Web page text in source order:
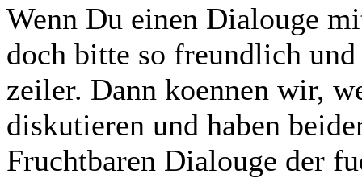
Wenn Du einen Dialouge
doch bitte so freundlich
zeiler. Dann koennen wir,
diskutieren und haben
Fruchtbaren Dialouge der